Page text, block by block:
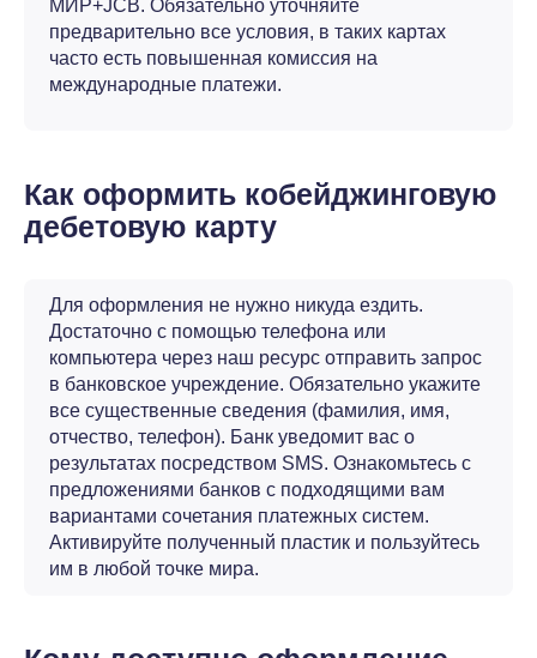
МИР+JCB. Обязательно уточняйте
предварительно все условия, в таких картах
часто есть повышенная комиссия на
международные платежи.
Как оформить кобейджинговую
дебетовую карту
Для оформления не нужно никуда ездить.
Достаточно с помощью телефона или
компьютера через наш ресурс отправить запрос
в банковское учреждение. Обязательно укажите
все существенные сведения (фамилия, имя,
отчество, телефон). Банк уведомит вас о
результатах посредством SMS. Ознакомьтесь с
пpeдлoжeниями бaнкoв с подходящими вам
вариантами сочетания платежных систем.
Активируйте полученный пластик и пользуйтесь
им в любой точке мира.